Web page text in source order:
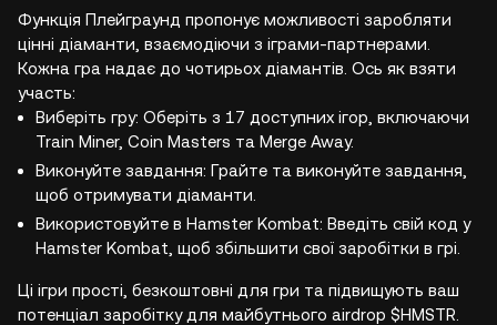
Функція Плейграунд пропонує можливості заробляти
цінні діаманти, взаємодіючи з іграми-партнерами.
Кожна гра надає до чотирьох діамантів. Ось як взяти
участь:
Виберіть гру: Оберіть з 17 доступних ігор, включаючи
Train Miner, Coin Masters та Merge Away.
Виконуйте завдання: Грайте та виконуйте завдання,
щоб отримувати діаманти.
Використовуйте в Hamster Kombat: Введіть свій код у
Hamster Kombat, щоб збільшити свої заробітки в грі.
Ці ігри прості, безкоштовні для гри та підвищують ваш
потенціал заробітку для майбутнього airdrop $HMSTR.